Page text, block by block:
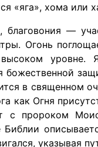
«яга», хома или
—
Огонь
уровне.
божественной
в священном
как Огня
с пророком
Библии
указывая